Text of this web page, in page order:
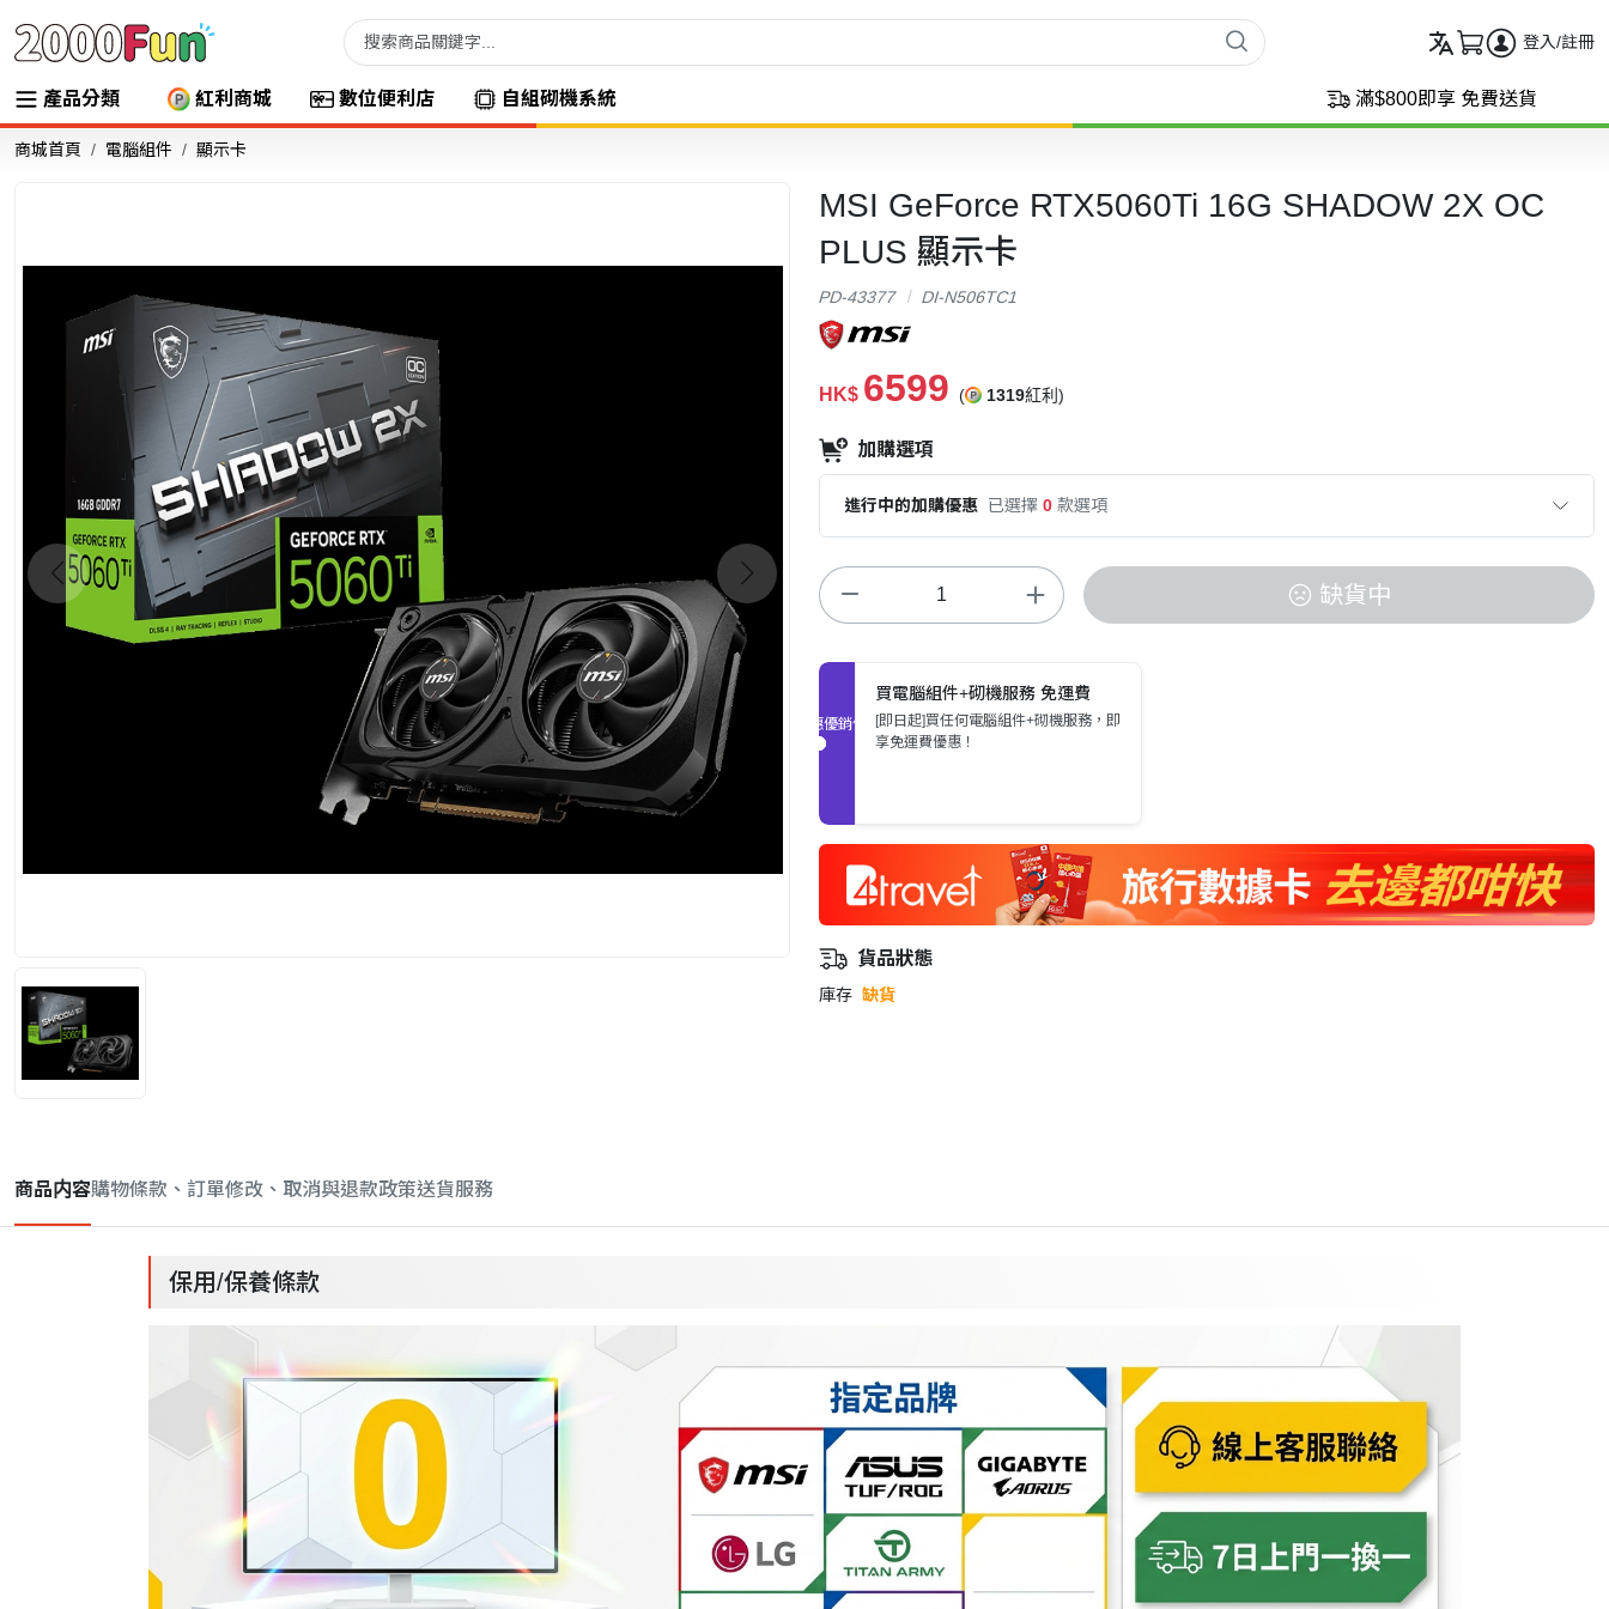
登入/註冊
產品分類 紅利商城 數位便利店 自組砌機系統 滿$800即享 免費送貨
商城首頁 電腦組件 顯示卡
MSI GeForce RTX5060Ti 16G SHADOW 2X OC
PLUS 顯示卡
PD-43377 DI-N506TC1
HK$ 6599 ( 1319紅利)
加購選項
進行中的加購優惠 已選擇 0 款選項
缺貨中
促銷優惠
買電腦組件+砌機服務 免運費
[即日起]買任何電腦組件+砌機服務，即
享免運費優惠！
貨品狀態
庫存 缺貨
商品内容購物條款、訂單修改、取消與退款政策送貨服務
保用/保養條款